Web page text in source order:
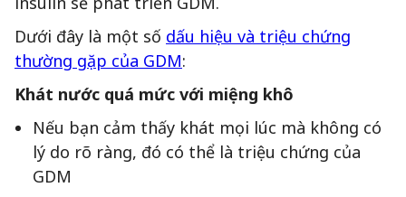
Dưới đây là một số dấu hiệu và triệu chứng
thường gặp của GDM:
Khát nước quá mức với miệng khô
Nếu bạn cảm thấy khát mọi lúc mà không có
lý do rõ ràng, đó có thể là triệu chứng của
GDM